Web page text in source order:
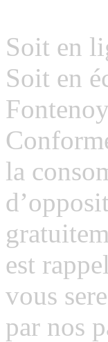
Soit en
Soit en
la
est
vous
par nos